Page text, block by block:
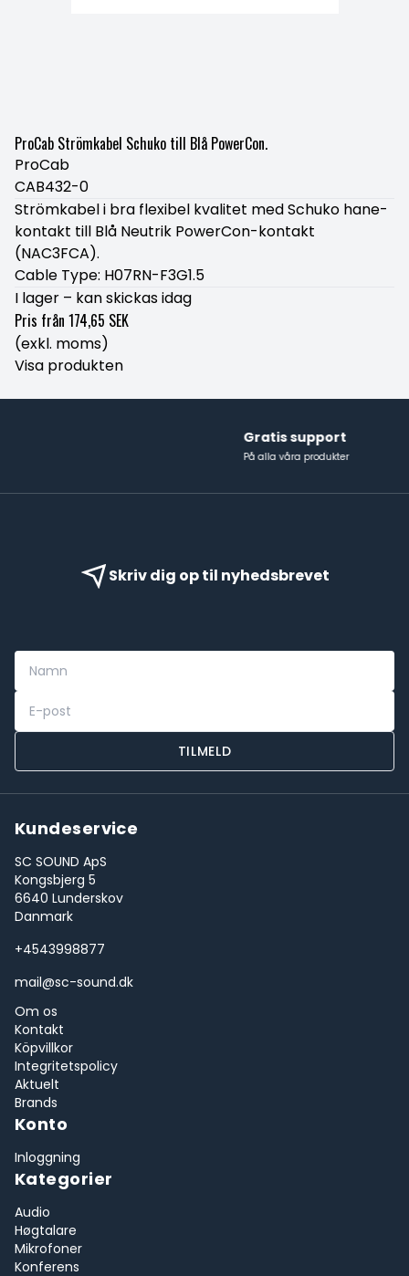
ProCab Strömkabel Schuko till Blå PowerCon.
ProCab
CAB432-0
Strömkabel i bra flexibel kvalitet med Schuko hane-
kontakt till Blå Neutrik PowerCon-kontakt
(NAC3FCA).
Cable Type: H07RN-F3G1.5
I lager – kan skickas idag
Pris från 174,65 SEK
(exkl. moms)
Visa produkten
Gratis support
På alla våra produkter
Skriv dig op til nyhedsbrevet
TILMELD
Kundeservice
SC SOUND ApS
Kongsbjerg 5
6640 Lunderskov
Danmark
+4543998877
mail@sc-sound.dk
Om os
Kontakt
Köpvillkor
Integritetspolicy
Aktuelt
Brands
Konto
Inloggning
Kategorier
Audio
Høgtalare
Mikrofoner
Konferens